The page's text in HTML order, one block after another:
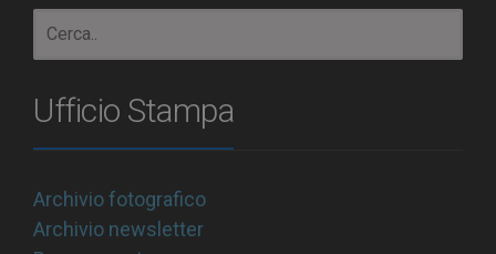
Ufficio Stampa
Archivio fotografico
Archivio newsletter